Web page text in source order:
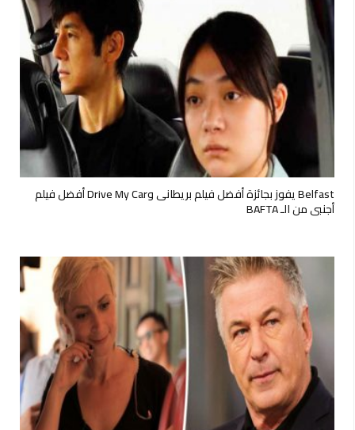
Belfast يفوز بجائزة أفضل فيلم بريطانى وDrive My Car أفضل فيلم
أجنبى من الـ BAFTA